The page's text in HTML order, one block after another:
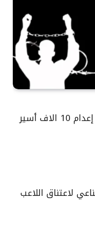
نادي الأسير ينفي ادعاءات بشأن إعدام 10 الاف أسير
لاعتناق اللاعب